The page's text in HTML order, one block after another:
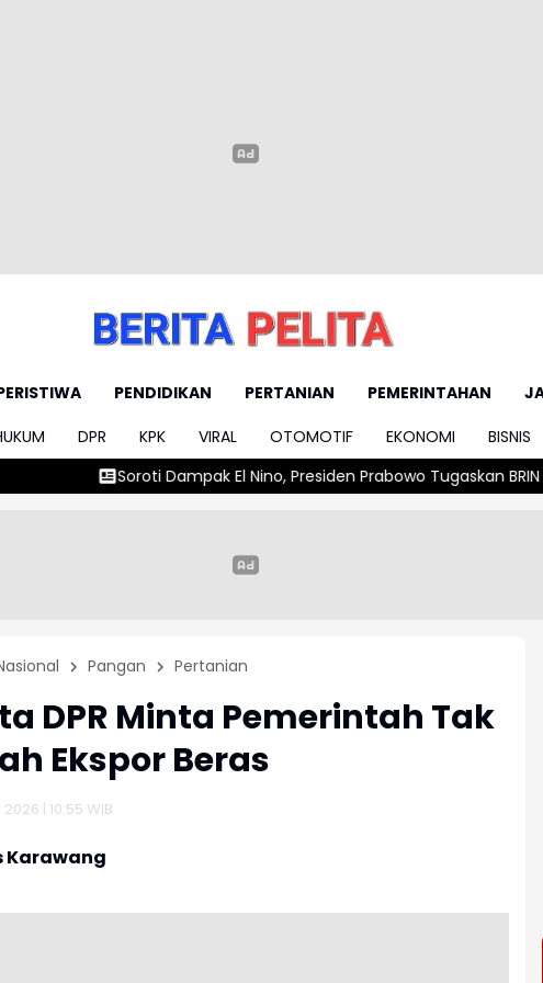
PENDIDIKAN PERTANIAN PEMERINTAHAN
DPR KPK VIRAL OTOMOTIF EKONOMI BISNIS
El Nino, Presiden Prabowo Tugaskan BRIN Optimalkan Riset
Pangan Pertanian
DPR Minta Pemerintah Tak
Ekspor Beras
| 10:55 WIB
Karawang